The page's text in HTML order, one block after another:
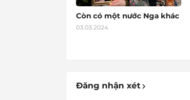
Còn có một nước Nga khác
03.03.2024
Đăng nhận xét